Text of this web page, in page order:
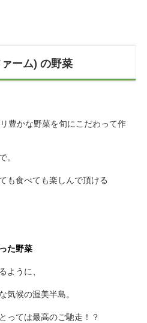
ーム) の野菜
豊かな野菜を旬にこだわって作
。
も食べても楽しんで頂ける
た野菜
ように、
気候の渥美半島。
っては最高のご馳走！？